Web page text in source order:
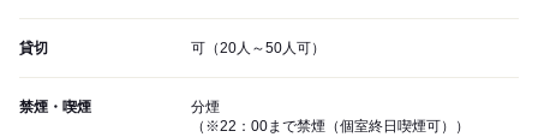
貸切 可（20人～50人可）
禁煙・喫煙
分煙
（※22：00まで禁煙（個室終日喫煙可））